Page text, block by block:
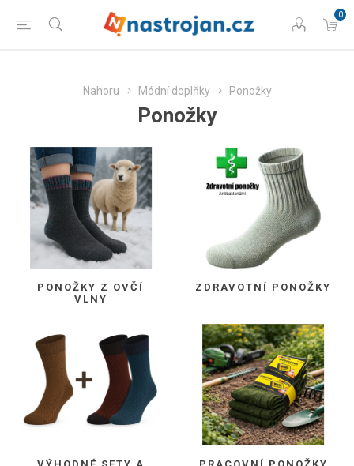
0
Nahoru Módní doplňky Ponožky
Ponožky
PONOŽKY Z OVČÍ
VLNY
ZDRAVOTNÍ PONOŽKY